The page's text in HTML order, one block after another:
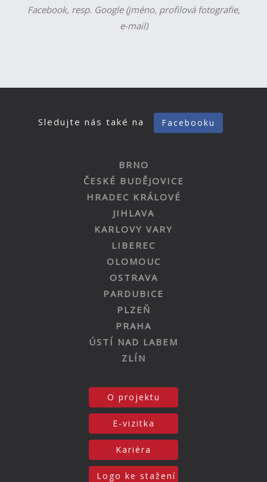
Facebook, resp. Google (jméno, profilová fotografie,
e-mail)
Sledujte nás také na Facebooku
BRNO
ČESKÉ BUDĚJOVICE
HRADEC KRÁLOVÉ
JIHLAVA
KARLOVY VARY
LIBEREC
OLOMOUC
OSTRAVA
PARDUBICE
PLZEŇ
PRAHA
ÚSTÍ NAD LABEM
ZLÍN
O projektu
E-vizitka
Kariéra
Logo ke stažení